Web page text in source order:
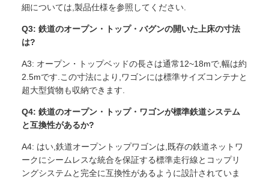
細については,製品仕様を参照してください.
Q3: 鉄道のオープン・トップ・バグンの開いた上床の寸法
は?
A3: オープン・トップベッドの長さは通常12~18mで,幅は約
2.5mです.この寸法により,ワゴンには標準サイズコンテナと
超大型貨物も収納できます.
Q4: 鉄道のオープン・トップ・ワゴンが標準鉄道システム
と互換性があるか?
A4: はい,鉄道オープントップワゴンは,既存の鉄道ネットワ
ークにシームレスな統合を保証する標準走行線とコップリ
ングシステムと完全に互換性があるように設計されていま